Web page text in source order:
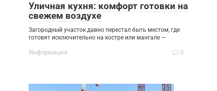
Уличная кухня: комфорт готовки на
свежем воздухе
Загородный участок давно перестал быть местом, где
готовят исключительно на костре или мангале —
Информация 0